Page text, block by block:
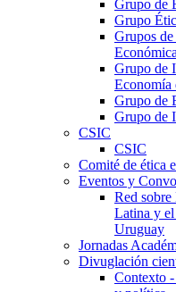
Grupo de
Grupo
Grupos
Económica
Grupo de
Economía
Grupo de
Grupo de
CSIC
CSIC
Comité de ética
Eventos y
Red sobre
Latina y
Uruguay
Jornadas
Divuglación
Contexto